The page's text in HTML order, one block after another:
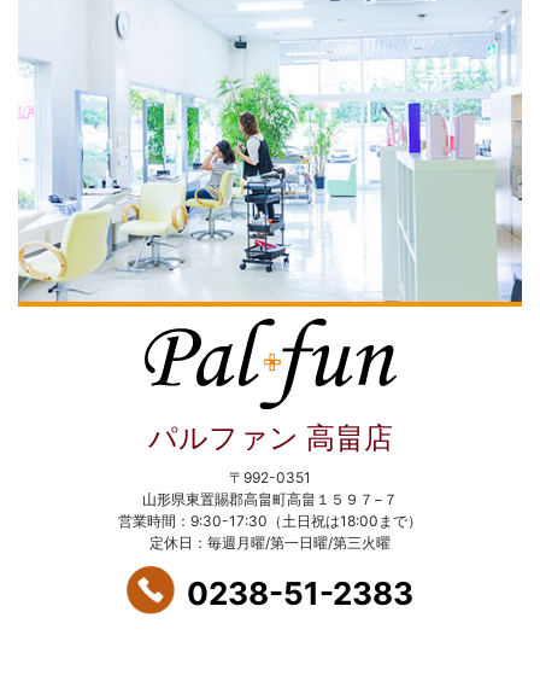
パルファン 高畠店
〒992-0351
山形県東置賜郡高畠町高畠１５９７−７
営業時間：9:30-17:30（土日祝は18:00まで）
定休日：毎週月曜/第一日曜/第三火曜
0238-51-2383